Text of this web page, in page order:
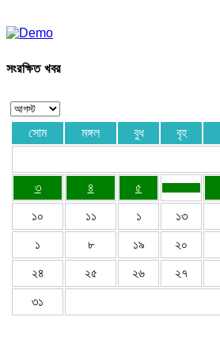
সংরক্ষিত খবর
সোম মঙ্গল বুধ বৃহ
৩ ৪ ৫
১০ ১১ ১ ১৩
১ ৮ ১৯ ২০
২৪ ২৫ ২৬ ২৭
৩১